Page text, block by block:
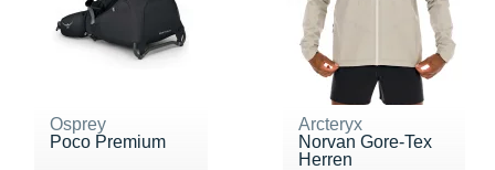
Osprey
Poco Premium
Arcteryx
Norvan Gore-Tex
Herren